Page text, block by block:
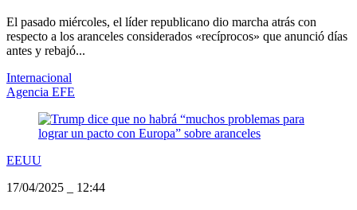
El pasado miércoles, el líder republicano dio marcha atrás con
respecto a los aranceles considerados «recíprocos» que anunció días
antes y rebajó...
Internacional
Agencia EFE
EEUU
17/04/2025
12:44